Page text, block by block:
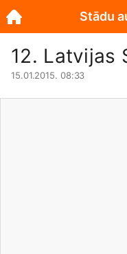
12. Latvijas
15.01.2015. 08:33
Stādu